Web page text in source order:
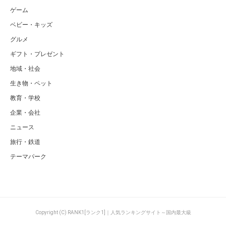
ゲーム
ベビー・キッズ
グルメ
ギフト・プレゼント
地域・社会
生き物・ペット
教育・学校
企業・会社
ニュース
旅行・鉄道
テーマパーク
Copyright (C) RANK1[ランク1]｜人気ランキングサイト～国内最大級